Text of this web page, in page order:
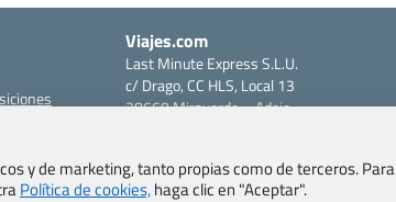
Viajes.com
Last Minute Express S.L.U.
c/ Drago, CC HLS, Local 13
38660 Miraverde – Adeje
Tfno: +34 922-97-17-27
y de marketing, tanto propias como de terceros. Para
Política de cookies,haga clic en "Aceptar".